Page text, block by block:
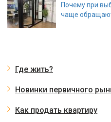
Почему при
чаще
Где жить?
Новинки первичного
Как продать квартиру